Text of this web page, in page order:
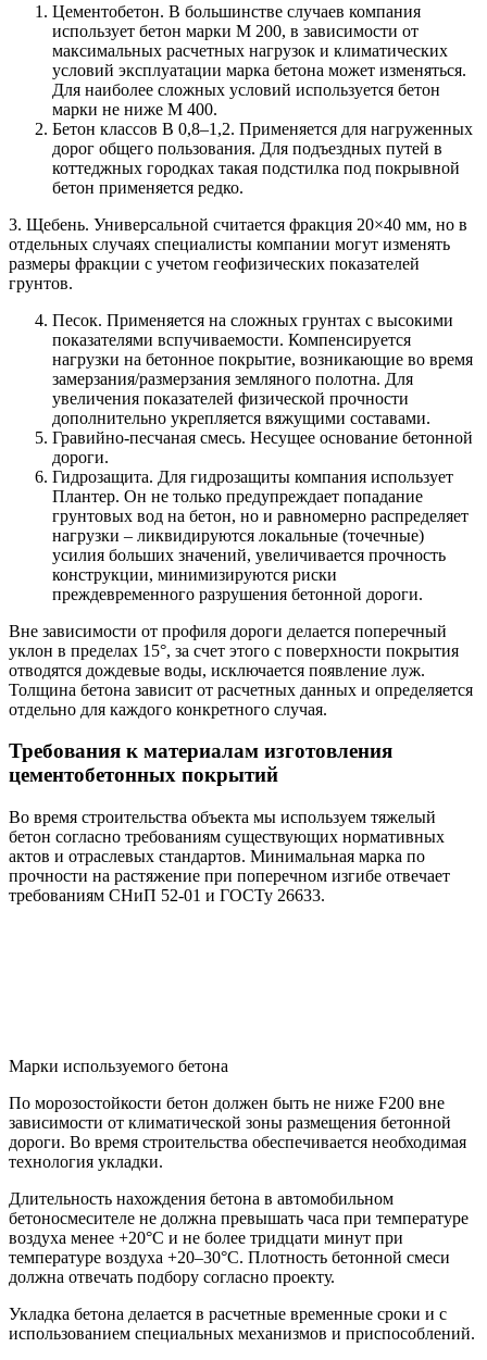
Цементобетон. В большинстве случаев компания
использует бетон марки М 200, в зависимости от
максимальных расчетных нагрузок и климатических
условий эксплуатации марка бетона может изменяться.
Для наиболее сложных условий используется бетон
марки не ниже М 400.
Бетон классов В 0,8–1,2. Применяется для нагруженных
дорог общего пользования. Для подъездных путей в
коттеджных городках такая подстилка под покрывной
бетон применяется редко.
3­. Щебень. Универсальной считается фракция 20×40 мм, но в
отдельных случаях специалисты компании могут изменять
размеры фракции с учетом геофизических показателей
грунтов.
Песок. Применяется на сложных грунтах с высокими
показателями вспучиваемости. Компенсируется
нагрузки на бетонное покрытие, возникающие во время
замерзания/размерзания земляного полотна. Для
увеличения показателей физической прочности
дополнительно укрепляется вяжущими составами.
Гравийно-песчаная смесь. Несущее основание бетонной
дороги.
Гидрозащита. Для гидрозащиты компания использует
Плантер. Он не только предупреждает попадание
грунтовых вод на бетон, но и равномерно распределяет
нагрузки – ликвидируются локальные (точечные)
усилия больших значений, увеличивается прочность
конструкции, минимизируются риски
преждевременного разрушения бетонной дороги.
Вне зависимости от профиля дороги делается поперечный
уклон в пределах 15°, за счет этого с поверхности покрытия
отводятся дождевые воды, исключается появление луж.
Толщина бетона зависит от расчетных данных и определяется
отдельно для каждого конкретного случая.
Требования к материалам изготовления
цементобетонных покрытий
Во время строительства объекта мы используем тяжелый
бетон согласно требованиям существующих нормативных
актов и отраслевых стандартов. Минимальная марка по
прочности на растяжение при поперечном изгибе отвечает
требованиям СНиП 52-01 и ГОСТу 26633.
Марки используемого бетона
По морозостойкости бетон должен быть не ниже F200 вне
зависимости от климатической зоны размещения бетонной
дороги. Во время строительства обеспечивается необходимая
технология укладки.
Длительность нахождения бетона в автомобильном
бетоносмесителе не должна превышать часа при температуре
воздуха менее +20°С и не более тридцати минут при
температуре воздуха +20–30°С. Плотность бетонной смеси
должна отвечать подбору согласно проекту.
Укладка бетона делается в расчетные временные сроки и с
использованием специальных механизмов и приспособлений.